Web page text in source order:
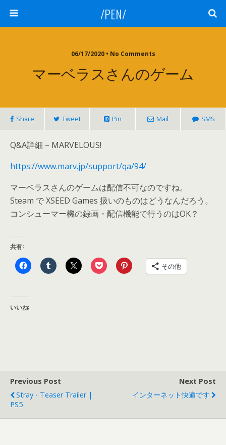
/PEN/
06/17/2020 • No Comments
マーベラスさんのゲーム
Share Tweet Pin Mail SMS
Q&A詳細 – MARVELOUS!
https://www.marv.jp/support/qa/94/
マーベラスさんのゲームは配信不可なのですね。
Steam で XSEED Games 扱いのものはどうなんだろう。
コンシューマー機の録画・配信機能で行うのはOK？
共有:
その他
いいね:
Previous Post
Stray - Teaser Trailer |
PS5
Next Post
インターネット快適です